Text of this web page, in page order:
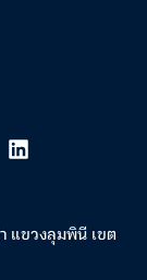
แขวงลุมพินี เขต